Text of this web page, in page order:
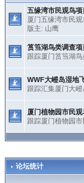
五缘湾市民观鸟项
厦门五缘湾市民观
版主: 山鹰
筼筜湖鸟类调查项
跟踪厦门筼筜湖
WWF大嶝岛湿地
跟踪汇集厦门大
厦门植物园市民观
跟踪厦门植物园
论坛统计